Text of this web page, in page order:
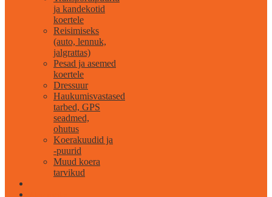
ja kandekotid
koertele
Reisimiseks
(auto, lennuk,
jalgrattas)
Pesad ja asemed
koertele
Dressuur
Haukumisvastased
tarbed, GPS
seadmed,
ohutus
Koerakuudid ja
-puurid
Muud koera
tarvikud